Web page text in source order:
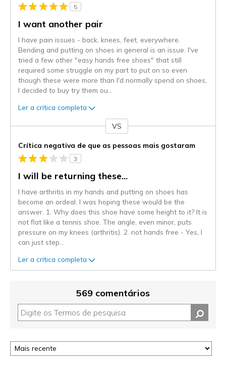
5
I want another pair
I have pain issues - back, knees, feet, everywhere.
Bending and putting on shoes in general is an issue. I've
tried a few other "easy hands free shoes" that still
required some struggle on my part to put on so even
though these were more than I'd normally spend on shoes,
I decided to buy try them ou
Ler a crítica completa
VS
Crítica negativa de que as pessoas mais gostaram
3
I will be returning these...
I have arthritis in my hands and putting on shoes has
become an ordeal. I was hoping these would be the
answer. 1. Why does this shoe have some height to it? It is
not flat like a tennis shoe. The angle, even minor, puts
pressure on my knees (arthritis). 2. not hands free - Yes, I
can just step
Ler a crítica completa
569 comentários